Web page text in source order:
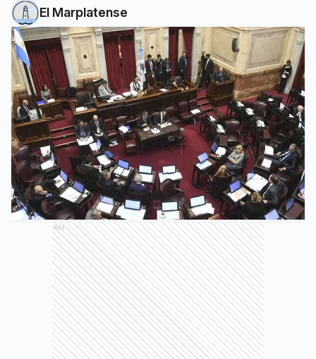
El Marplatense
Ads